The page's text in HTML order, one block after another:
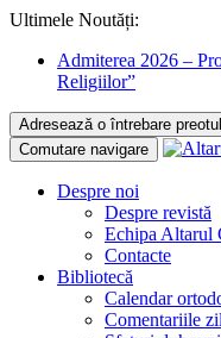
Ultimele Noutăți:
Admiterea 2026 –
Religiilor”
Adresează o întrebare
Comutare navigare
Despre noi
Despre revistă
Echipa Altarul
Contacte
Bibliotecă
Calendar
Comentariile